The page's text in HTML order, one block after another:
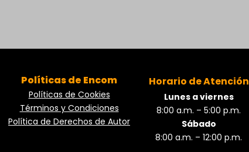
Políticas de Encom
Políticas de Cookies
Términos y Condiciones
Política de Derechos de Autor
Horario de Atención
Lunes a viernes
8:00 a.m. – 5:00 p.m.
Sábado
8:00 a.m. – 12:00 p.m.